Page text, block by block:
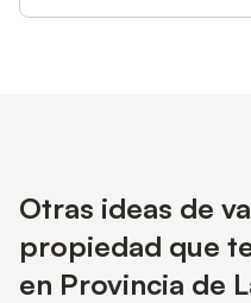
Otras ideas de
propiedad que
en Provincia de